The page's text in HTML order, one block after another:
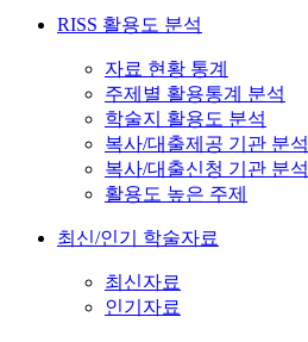
RISS 활용도 분석
자료 현황 통계
주제별 활용통계 분석
학술지 활용도 분석
복사/대출제공 기관 분석
복사/대출신청 기관 분석
활용도 높은 주제
최신/인기 학술자료
최신자료
인기자료